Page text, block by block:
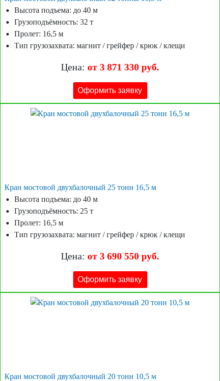
Высота подъема: до 40 м
Грузоподъёмность: 32 т
Пролет: 16,5 м
Тип грузозахвата: магнит / грейфер / крюк / клещи
Цена: от 3 871 330 руб.
Оформить заявку
Кран мостовой двухбалочный 25 тонн 16,5 м
Высота подъема: до 40 м
Грузоподъёмность: 25 т
Пролет: 16,5 м
Тип грузозахвата: магнит / грейфер / крюк / клещи
Цена: от 3 690 550 руб.
Оформить заявку
Кран мостовой двухбалочный 20 тонн 10,5 м